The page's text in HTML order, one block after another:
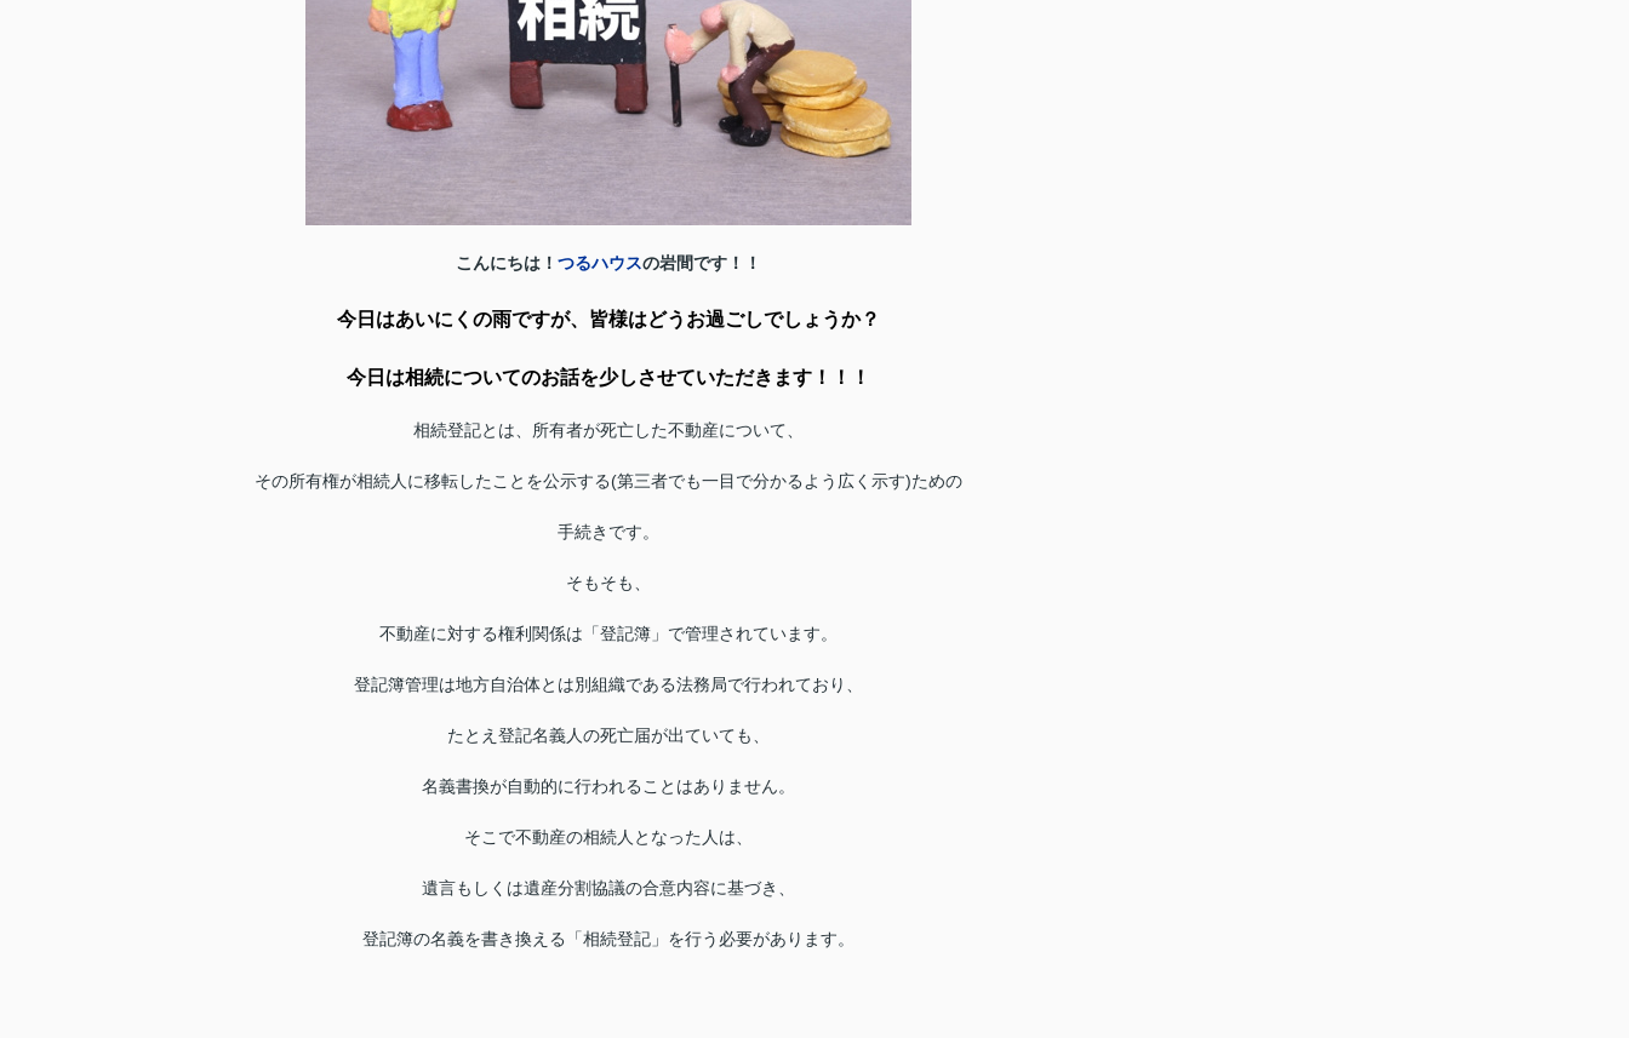
こんにちは！ つるハウスの岩間です！！
今日はあいにくの雨ですが、皆様はどうお過ごしでしょうか？
今 日は相続についてのお話を少しさせていただきます！！！
相続登記とは、所有者が死亡した不動産について、
その所有権が相続人に移転したことを公示する(第三者でも一目で分かるよう広く示す)ための
手続きです。
そもそも、
不動産に対する権利関係は「登記簿」で管理されています。
登記簿管理は地方自治体とは別組織である法務局で行われており、
たとえ登記名義人の死亡届が出ていても、
名義書換が自動的に行われることはありません。
そこで不動産の相続人となった人は、
遺言もしくは遺産分割協議の合意内容に基づき、
登記簿の名義を書き換える「相続登記」を行う必要があります。